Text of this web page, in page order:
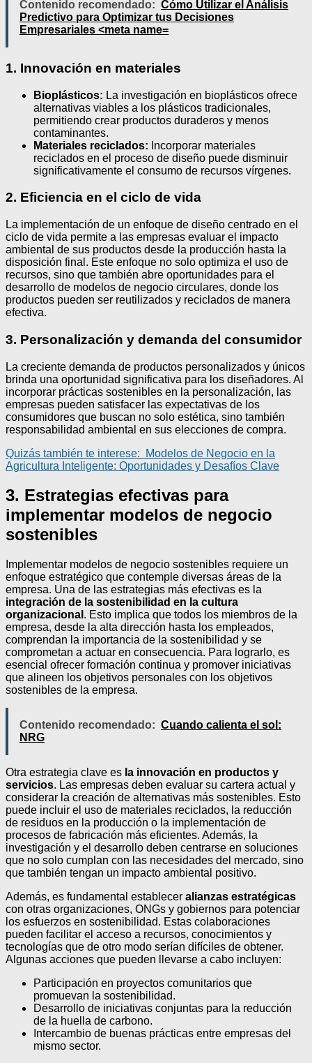
Contenido recomendado: Cómo Utilizar el Análisis
Predictivo para Optimizar tus Decisiones
Empresariales <meta name=
1. Innovación en materiales
Bioplásticos: La investigación en bioplásticos ofrece
alternativas viables a los plásticos tradicionales,
permitiendo crear productos duraderos y menos
contaminantes.
Materiales reciclados: Incorporar materiales
reciclados en el proceso de diseño puede disminuir
significativamente el consumo de recursos vírgenes.
2. Eficiencia en el ciclo de vida
La implementación de un enfoque de diseño centrado en el
ciclo de vida permite a las empresas evaluar el impacto
ambiental de sus productos desde la producción hasta la
disposición final. Este enfoque no solo optimiza el uso de
recursos, sino que también abre oportunidades para el
desarrollo de modelos de negocio circulares, donde los
productos pueden ser reutilizados y reciclados de manera
efectiva.
3. Personalización y demanda del consumidor
La creciente demanda de productos personalizados y únicos
brinda una oportunidad significativa para los diseñadores. Al
incorporar prácticas sostenibles en la personalización, las
empresas pueden satisfacer las expectativas de los
consumidores que buscan no solo estética, sino también
responsabilidad ambiental en sus elecciones de compra.
Quizás también te interese:
Modelos de Negocio en la
Agricultura Inteligente: Oportunidades y Desafíos Clave
3. Estrategias efectivas para
implementar modelos de negocio
sostenibles
Implementar modelos de negocio sostenibles requiere un
enfoque estratégico que contemple diversas áreas de la
empresa. Una de las estrategias más efectivas es la
integración de la sostenibilidad en la cultura
organizacional . Esto implica que todos los miembros de la
empresa, desde la alta dirección hasta los empleados,
comprendan la importancia de la sostenibilidad y se
comprometan a actuar en consecuencia. Para lograrlo, es
esencial ofrecer formación continua y promover iniciativas
que alineen los objetivos personales con los objetivos
sostenibles de la empresa.
Contenido recomendado: Cuando calienta el sol:
NRG
Otra estrategia clave es la innovación en productos y
servicios. Las empresas deben evaluar su cartera actual y
considerar la creación de alternativas más sostenibles. Esto
puede incluir el uso de materiales reciclados, la reducción
de residuos en la producción o la implementación de
procesos de fabricación más eficientes. Además, la
investigación y el desarrollo deben centrarse en soluciones
que no solo cumplan con las necesidades del mercado, sino
que también tengan un impacto ambiental positivo.
Además, es fundamental establecer alianzas estratégicas
con otras organizaciones, ONGs y gobiernos para potenciar
los esfuerzos en sostenibilidad. Estas colaboraciones
pueden facilitar el acceso a recursos, conocimientos y
tecnologías que de otro modo serían difíciles de obtener.
Algunas acciones que pueden llevarse a cabo incluyen:
Participación en proyectos comunitarios que
promuevan la sostenibilidad.
Desarrollo de iniciativas conjuntas para la reducción
de la huella de carbono.
Intercambio de buenas prácticas entre empresas del
mismo sector.